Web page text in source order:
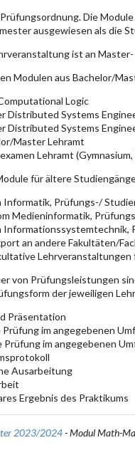
Die
ausgewiesen als die
ist an
Modulen aus Bachelor/
Logic
Distributed Systems
Distributed Systems
Master Lehramt
Lehramt
für ältere
Informatik, Prüfungs-/
Medieninformatik,
an andere Fakultäten/
von Prüfungsleistungen
der jeweiligen
Präsentation
Prüfung im angegebenen
Prüfung im angegebenen
Ausarbeitung
Ergebnis des Praktikums
2023/2024- Modul Math-